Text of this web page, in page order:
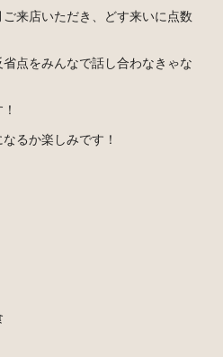
来店いただき、どす来いに点数
点をみんなで話し合わなきゃな
るか楽しみです！